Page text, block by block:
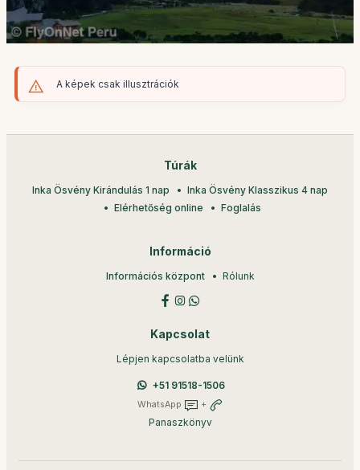
A képek csak illusztrációk
Túrák
Inka Ösvény Kirándulás 1 nap
Inka Ösvény Klasszikus 4 nap
Elérhetőség online
Foglalás
Információ
Információs központ Rólunk
Kapcsolat
Lépjen kapcsolatba velünk
+51 91518-1506
WhatsApp +
Panaszkönyv